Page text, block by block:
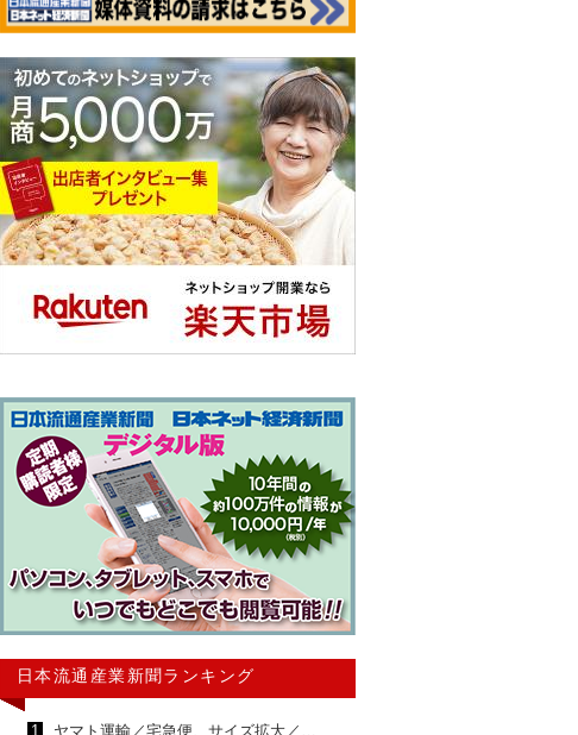
日本流通産業新聞ランキング
1
ヤマト運輸／宅急便、サイズ拡大／…